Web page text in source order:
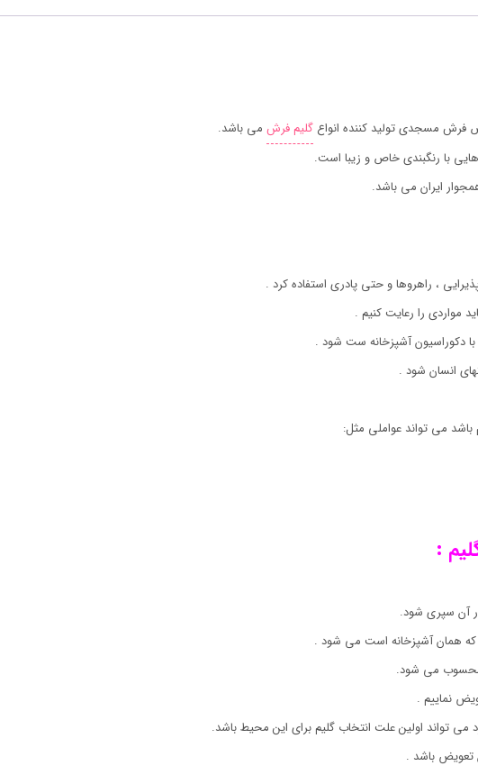
فرش مسجدی تولید کننده انواعگلیم فرش می باشد.
با رنگبندی خاص و زیبا است.
ایران می باشد.
، راهروها و حتی پادری استفاده کرد .
مواردی را رعایت کنیم .
دکوراسیون آشپزخانه ست شود .
انسان شود .
می تواند عواملی مثل:
:
آن سپری شود.
که همان آشپزخانه است می شود .
محسوب می شود.
نماییم .
می تواند اولین علت انتخاب گلیم برای این محیط باشد.
تعویض باشد .